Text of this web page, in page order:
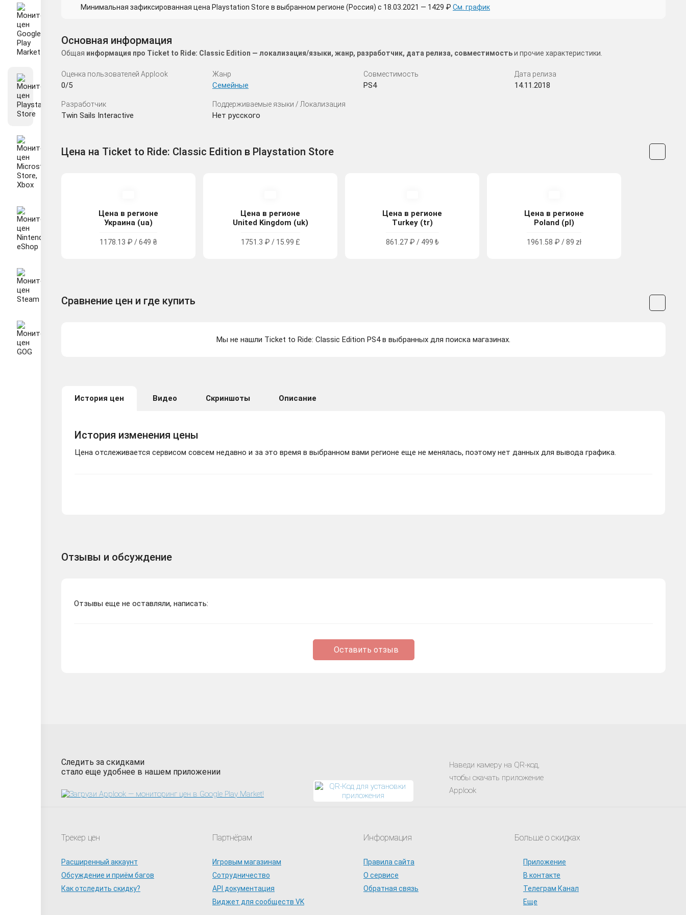
Минимальная зафиксированная цена Playstation Store в выбранном регионе (Россия) с 18.03.2021 — 1429 ₽ См. график
Основная информация
Общая информация про Ticket to Ride: Classic Edition — локализация/языки, жанр, разработчик, дата релиза, совместимостьи прочие характеристики.
Оценка пользователей Applook
0/5
Жанр
Семейные
Совместимость
PS4
Дата релиза
14.11.2018
Разработчик
Twin Sails Interactive
Поддерживаемые языки / Локализация
Нет русского
Цена на Ticket to Ride: Classic Edition в Playstation Store
Цена в регионе
Украина (ua)
1178.13 ₽ / 649 ₴
Цена в регионе
United Kingdom (uk)
1751.3 ₽ / 15.99 £
Цена в регионе
Turkey (tr)
861.27 ₽ / 499 ₺
Цена в регионе
Poland (pl)
1961.58 ₽ / 89 zł
Сравнение цен и где купить
Мы не нашли Ticket to Ride: Classic Edition PS4 в выбранных для поиска магазинах.
История цен Видео Скриншоты Описание
История изменения цены
Цена отслеживается сервисом совсем недавно и за это время в выбранном вами регионе еще не менялась, поэтому нет данных для вывода графика.
Отзывы и обсуждение
Отзывы еще не оставляли, написать:
Оставить отзыв
Следить за скидками
стало еще удобнее в нашем приложении
Наведи камеру на QR-код,
чтобы скачать приложение
Applook
Трекер цен
Расширенный аккаунт
Обсуждение и приём багов
Как отследить скидку?
Партнёрам
Игровым магазинам
Сотрудничество
API документация
Виджет для сообществ VK
Информация
Правила сайта
О сервисе
Обратная связь
Больше о скидках
Приложение
В контакте
Телеграм Канал
Еще